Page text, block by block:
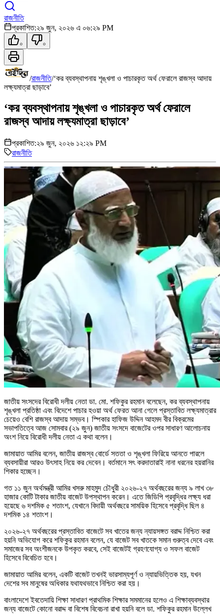
রাজনীতি
প্রকাশিত:২৯ জুন, ২০২৬ এ ০৬:২৯ PM
০ ০
/রাজনীতি/‘কর ব্যবস্থাপনায় শৃঙ্খলা ও পাচারকৃত অর্থ ফেরালে রাজস্ব আদায়
লক্ষ্যমাত্রা ছাড়াবে’
‘কর ব্যবস্থাপনায় শৃঙ্খলা ও পাচারকৃত অর্থ ফেরালে
রাজস্ব আদায় লক্ষ্যমাত্রা ছাড়াবে’
প্রকাশিত:২৯ জুন, ২০২৬ ১২:২৯ PM
রাজনীতি
জাতীয় সংসদের বিরোধী দলীয় নেতা ডা. মো. শফিকুর রহমান বলেছেন, কর ব্যবস্থাপনায়
শৃঙ্খলা প্রতিষ্ঠা এবং বিদেশে পাচার হওয়া অর্থ ফেরত আনা গেলে প্রস্তাবিত লক্ষ্যমাত্রার
চেয়েও বেশি রাজস্ব আদায় সম্ভব। স্পিকার হাফিজ উদ্দিন আহমদ বীর বিক্রমের
সভাপতিত্বে আজ সোমবার (২৯ জুন) জাতীয় সংসদে বাজেটের ওপর সাধারণ আলোচনায়
অংশ নিয়ে বিরোধী দলীয় নেতা এ কথা বলেন।
জামায়াত আমির বলেন, জাতীয় রাজস্ব বোর্ডে সততা ও শৃঙ্খলা ফিরিয়ে আনতে পারলে
ব্যবসায়ীরা আরও উৎসাহ নিয়ে কর দেবেন। বর্তমানে সৎ করদাতারাই নানা ধরনের হয়রানির
শিকার হচ্ছেন।
গত ১১ জুন অর্থমন্ত্রী আমির খসরু মাহমুদ চৌধুরী ২০২৬-২৭ অর্থবছরের জন্য ৯ লাখ ৩৮
হাজার কোটি টাকার জাতীয় বাজেট উপস্থাপন করেন। এতে জিডিপি প্রবৃদ্ধির লক্ষ্য ধরা
হয়েছে ৬ দশমিক ৫ শতাংশ, যেখানে বিদায়ী অর্থবছরে সাময়িক হিসেবে প্রবৃদ্ধি ছিল ৪
দশমিক ১৪ শতাংশ।
২০২৬-২৭ অর্থবছরের প্রস্তাবিত বাজেটে সব খাতের জন্য ন্যায়সঙ্গত বরাদ্দ নিশ্চিত করা
হয়নি অভিযোগ করে শফিকুর রহমান বলেন, যে বাজেট সব খাতকে সমান গুরুত্ব দেবে এবং
সমাজের সব অংশীজনকে উপকৃত করবে, সেই বাজেটই গ্রহণযোগ্য ও সফল বাজেট
হিসেবে বিবেচিত হবে।
জামায়াত আমির বলেন, একটি বাজেট তখনই ভারসাম্যপূর্ণ ও ন্যায়ভিত্তিক হয়, যখন
দেশের সব মানুষের অধিকার যথাযথভাবে নিশ্চিত করা হয়।
বাংলাদেশে ইবতেদায়ি শিক্ষা সাধারণ প্রাথমিক শিক্ষার সমমানের হলেও এ শিক্ষাব্যবস্থার
জন্য বাজেটে কোনো বরাদ্দ বা বিশেষ বিবেচনা রাখা হয়নি বলে ডা. শফিকুর রহমান উল্লেখ